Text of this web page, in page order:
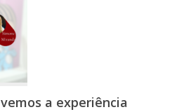
a experiência